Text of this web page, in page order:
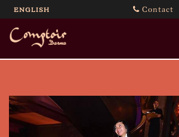
ENGLISH Contact